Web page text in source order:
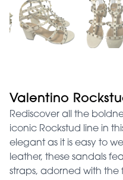
Valentino
Rediscover all the
iconic Rockstud line in
elegant as it is easy to
leather, these sandals
straps, adorned with the